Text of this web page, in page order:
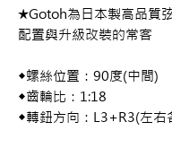
★Gotoh為日本製高品質
配置與升級改裝的常客
◆螺絲位置：90度(中間)
◆齒輪比：1:18
◆轉鈕方向：L3+R3(左右